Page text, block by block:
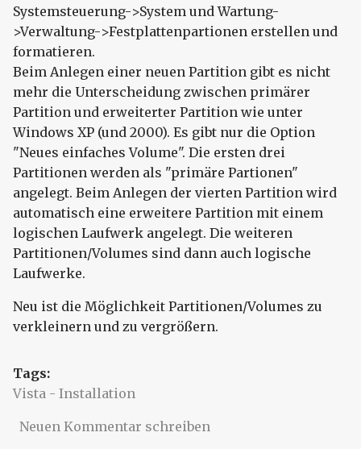
Systemsteuerung->System und Wartung-
>Verwaltung->Festplattenpartionen erstellen und
formatieren.
Beim Anlegen einer neuen Partition gibt es nicht
mehr die Unterscheidung zwischen primärer
Partition und erweiterter Partition wie unter
Windows XP (und 2000). Es gibt nur die Option
"Neues einfaches Volume". Die ersten drei
Partitionen werden als "primäre Partionen"
angelegt. Beim Anlegen der vierten Partition wird
automatisch eine erweitere Partition mit einem
logischen Laufwerk angelegt. Die weiteren
Partitionen/Volumes sind dann auch logische
Laufwerke.
Neu ist die Möglichkeit Partitionen/Volumes zu
verkleinern und zu vergrößern.
Tags:
Vista - Installation
Neuen Kommentar schreiben